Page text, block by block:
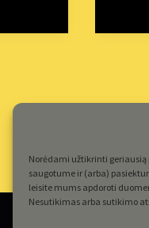
Norėdami užtikrinti
saugotume ir (arba)
leisite mums apdoroti
Nesutikimas arba sutikimo